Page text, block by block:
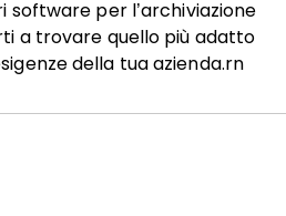
software per l’archiviazione
a trovare quello più adatto
della tua azienda.rn